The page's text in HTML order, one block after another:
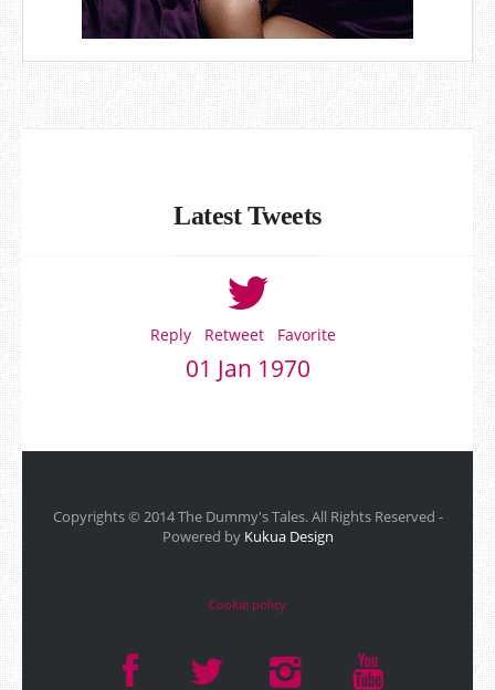
Latest Tweets
Reply Retweet Favorite
01 Jan 1970
Copyrights © 2014 The Dummy's Tales. All Rights Reserved -
Powered by Kukua Design
Cookie policy